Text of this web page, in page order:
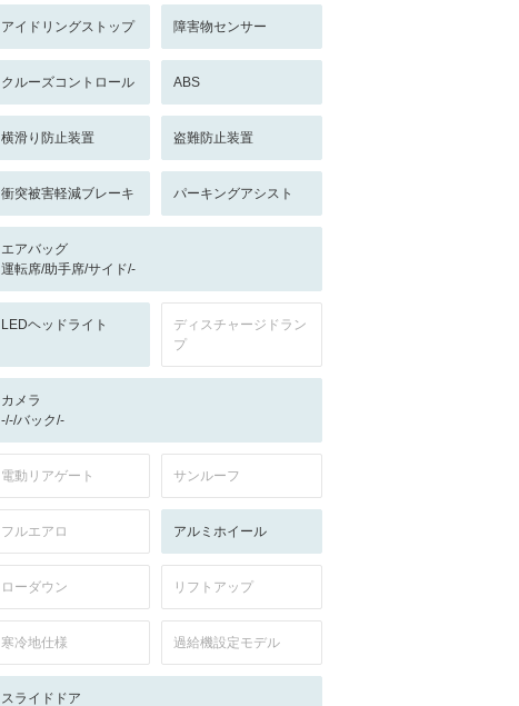
アイドリングストップ 障害物センサー
クルーズコントロール ABS
横滑り防止装置 盗難防止装置
衝突被害軽減ブレーキ パーキングアシスト
エアバッグ
運転席/助手席/サイド/-
LEDヘッドライト
ディスチャージドラン
プ
カメラ
-/-/バック/-
電動リアゲート サンルーフ
フルエアロ アルミホイール
ローダウン リフトアップ
寒冷地仕様 過給機設定モデル
スライドドア